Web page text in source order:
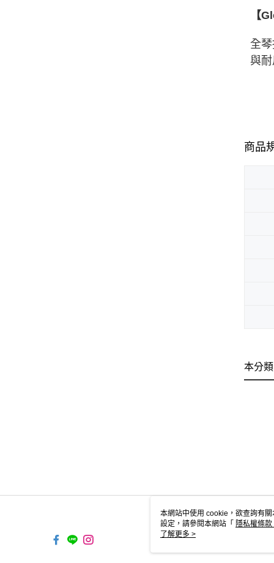
【
全
與
商品
本分
本網站中使用 cookie，欲查詢有
設定，請參閱本網站「 隱私權條款
使用 cookie。
了解更多 >